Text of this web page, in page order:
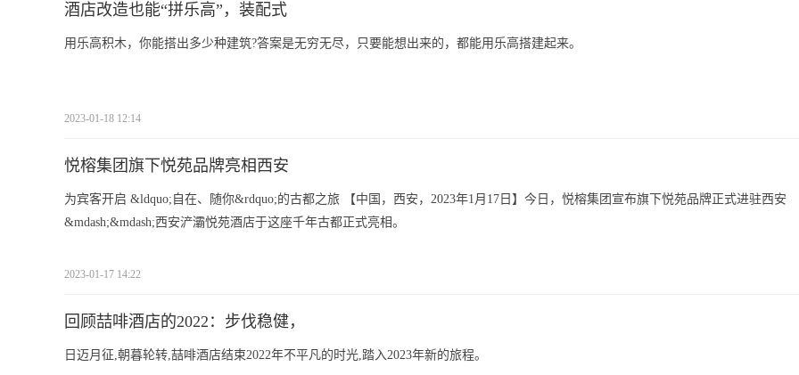
酒店改造也能“拼乐高”，装配式
用乐高积木，你能搭出多少种建筑?答案是无穷无尽，只要能想出来的，都能用乐高搭建起来。
2023-01-18 12:14
悦榕集团旗下悦苑品牌亮相西安
为宾客开启 &ldquo;自在、随你&rdquo;的古都之旅 【中国，西安，2023年1月17日】今日，悦榕集团宣布旗下悦苑品牌正式进驻西安
&mdash;&mdash;西安浐灞悦苑酒店于这座千年古都正式亮相。
2023-01-17 14:22
回顾喆啡酒店的2022：步伐稳健，
日迈月征,朝暮轮转,喆啡酒店结束2022年不平凡的时光,踏入2023年新的旅程。